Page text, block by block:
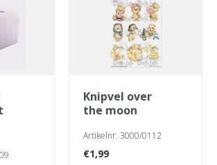
knipvel over
the moon
Artikelnr. 3000/0112
€1,99